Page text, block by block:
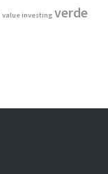
value investing verde